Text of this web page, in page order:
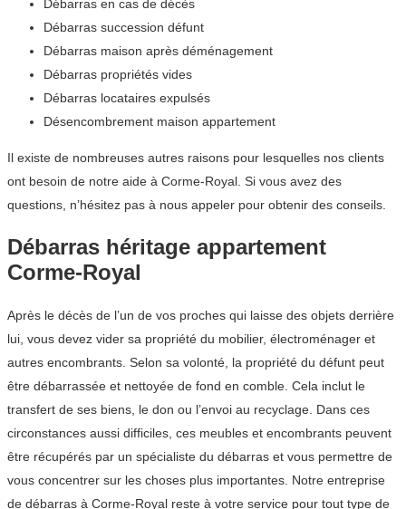
Débarras en cas de décès
Débarras succession défunt
Débarras maison après déménagement
Débarras propriétés vides
Débarras locataires expulsés
Désencombrement maison appartement
Il existe de nombreuses autres raisons pour lesquelles nos clients
ont besoin de notre aide à Corme-Royal. Si vous avez des
questions, n’hésitez pas à nous appeler pour obtenir des conseils.
Débarras héritage appartement
Corme-Royal
Après le décès de l’un de vos proches qui laisse des objets derrière
lui, vous devez vider sa propriété du mobilier, électroménager et
autres encombrants. Selon sa volonté, la propriété du défunt peut
être débarrassée et nettoyée de fond en comble. Cela inclut le
transfert de ses biens, le don ou l’envoi au recyclage. Dans ces
circonstances aussi difficiles, ces meubles et encombrants peuvent
être récupérés par un spécialiste du débarras et vous permettre de
vous concentrer sur les choses plus importantes. Notre entreprise
de débarras à Corme-Royal reste à votre service pour tout type de